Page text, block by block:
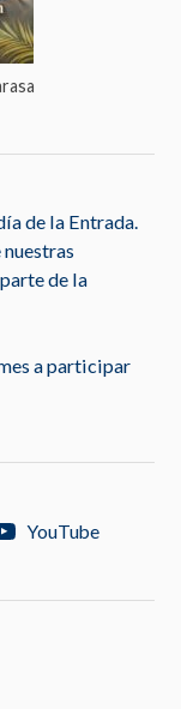
de la Entrada.
de la
a participar
YouTube